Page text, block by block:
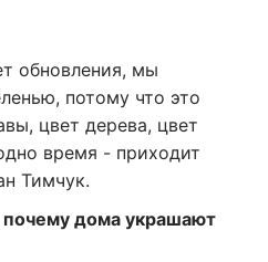
обновления, мы
потому что это
цвет дерева, цвет
время - приходит
Тимчук.
дома украшают